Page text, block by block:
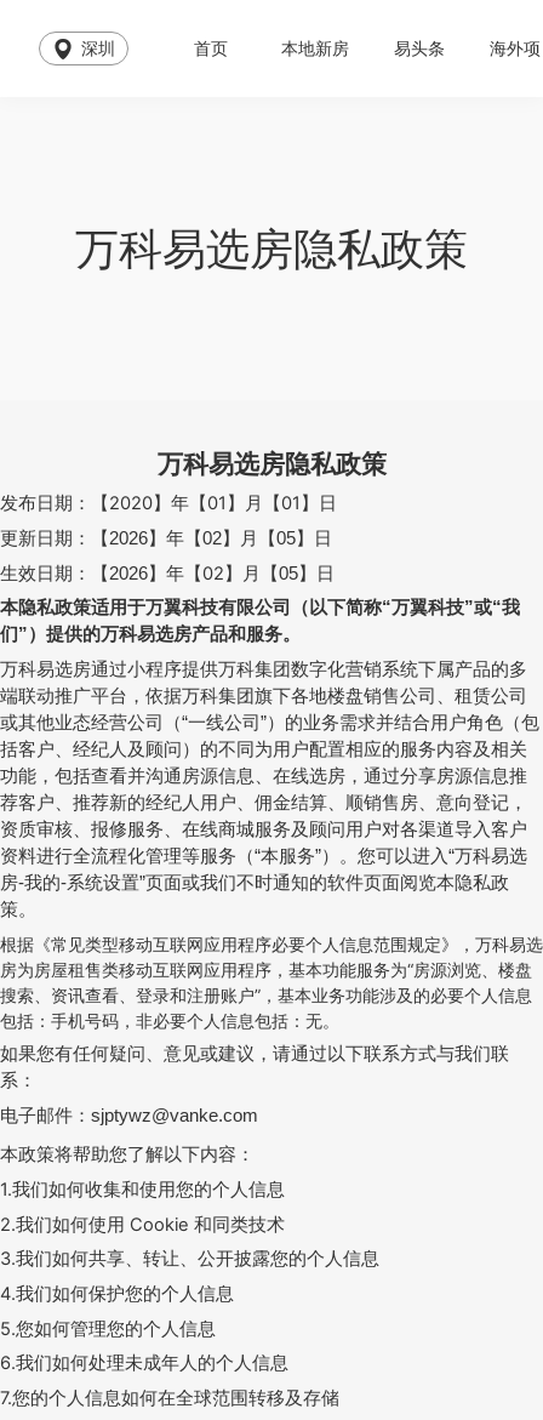
深圳 首页 本地新房 易头条 海外
万科易选房隐私政策
万科易选房隐私政策
发布日期： 【 2020】年【 01 】月【 01 】日
更新日期：【2026】年【02】月【05】日
生效日期：
【2026】年【02】月【05】日
本隐私政策适用于万翼科技有限公司（以下简称“万翼科技”或“我
们”）提供的万科易选房产品和服务。
万科易选房通过小程序提供万科集团数字化营销系统下属产品的多
端联动推广平台，依据万科集团旗下各地楼盘销售公司、租赁公司
或其他业态经营公司（“一线公司”）的业务需求并结合用户角色（包
括客户、经纪人及顾问）的不同为用户配置相应的服务内容及相关
功能，包括查看并沟通房源信息、在线选房，通过分享房源信息推
荐客户、推荐新的经纪人用户、佣金结算、顺销售房、意向登记，
资质审核、报修服务、在线商城服务及顾问用户对各渠道导入客户
资料进行全流程化管理等服务（“本服务”）。您可以进入“万科易选
房-我的-系统设置”页面或我们不时通知的软件页面阅览本隐私政
策。
根据《常见类型移动互联网应用程序必要个人信息范围规定》，万科易选
房为房屋租售类移动互联网应用程序，基本功能服务为“房源浏览、楼盘
搜索、资讯查看、登录和注册账户”，基本业务功能涉及的必要个人信息
包括：手机号码，非必要个人信息包括：无。
如果您有任何疑问、意见或建议，请通过以下联系方式与我们联
系：
电子邮件： sjptywz@vanke.com
本政策将帮助您了解以下内容：
1.我们如何收集和使用您的个人信息
2.我们如何使用 Cookie 和同类技术
3.我们如何共享、转让、公开披露您的个人信息
4.我们如何保护您的个人信息
5.您如何管理您的个人信息
6.我们如何处理未成年人的个人信息
7.您的个人信息如何在全球范围转移及存储